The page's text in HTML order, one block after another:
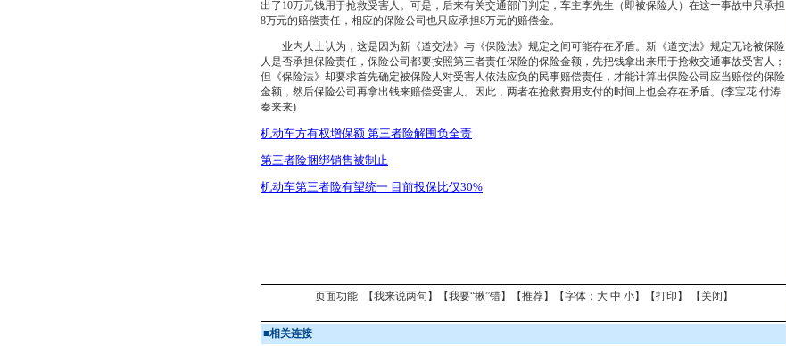
出了10万元钱用于抢救受害人。可是，后来有关交通部门判定，车主李先生（即被保险人）在这一事故中只承担
8万元的赔偿责任，相应的保险公司也只应承担8万元的赔偿金。
业内人士认为，这是因为新《道交法》与《保险法》规定之间可能存在矛盾。新《道交法》规定无论被保险
人是否承担保险责任，保险公司都要按照第三者责任保险的保险金额，先把钱拿出来用于抢救交通事故受害人；
但《保险法》却要求首先确定被保险人对受害人依法应负的民事赔偿责任，才能计算出保险公司应当赔偿的保险
金额，然后保险公司再拿出钱来赔偿受害人。因此，两者在抢救费用支付的时间上也会存在矛盾。(李宝花 付涛
秦来来)
机动车方有权增保额 第三者险解围负全责
第三者险捆绑销售被制止
机动车第三者险有望统一 目前投保比仅30%
页面功能 【我来说两句 】【我要“揪”错】【推荐】【字体： 大 中 小】【打印 】 【 关闭 】
■相关连接